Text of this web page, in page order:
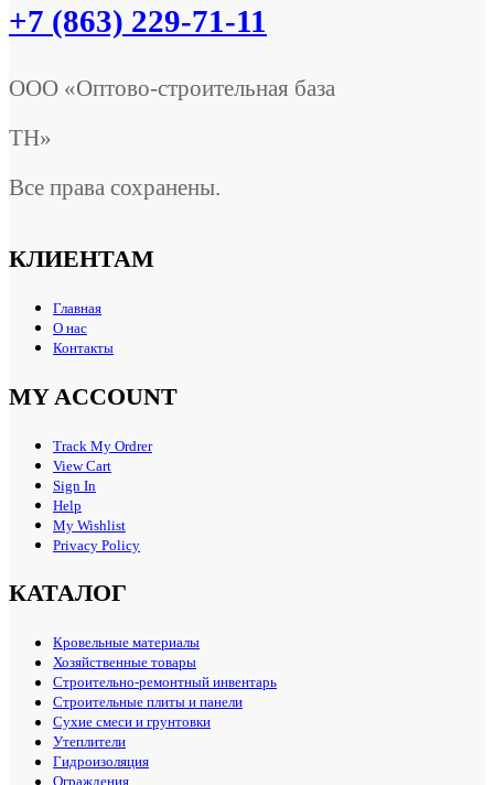
+7 (863) 229-71-11
ООО «Оптово-строительная база
ТН»
Все права сохранены.
КЛИЕНТАМ
Главная
О нас
Контакты
MY ACCOUNT
Track My Ordrer
View Cart
Sign In
Help
My Wishlist
Privacy Policy
КАТАЛОГ
Кровельные материалы
Хозяйственные товары
Строительно-ремонтный инвентарь
Строительные плиты и панели
Сухие смеси и грунтовки
Утеплители
Гидроизоляция